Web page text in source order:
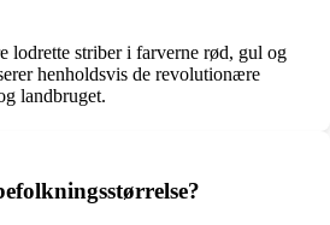
lodrette striber i farverne rød, gul og
henholdsvis de revolutionære
landbruget.